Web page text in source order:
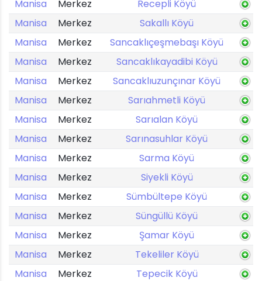
Manisa
Merkez
Recepli Köyü
Manisa
Merkez
Sakallı Köyü
Manisa
Merkez
Sancaklıçeşmebaşı Köyü
Manisa
Merkez
Sancaklıkayadibi Köyü
Manisa
Merkez
Sancaklıuzunçınar Köyü
Manisa
Merkez
Sarıahmetli Köyü
Manisa
Merkez
Sarıalan Köyü
Manisa
Merkez
Sarınasuhlar Köyü
Manisa
Merkez
Sarma Köyü
Manisa
Merkez
Siyekli Köyü
Manisa
Merkez
Sümbültepe Köyü
Manisa
Merkez
Süngüllü Köyü
Manisa
Merkez
Şamar Köyü
Manisa
Merkez
Tekeliler Köyü
Manisa
Merkez
Tepecik Köyü